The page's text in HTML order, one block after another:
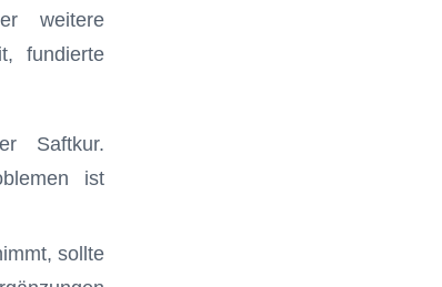
weitere
fundierte
Saftkur.
ist
sollte